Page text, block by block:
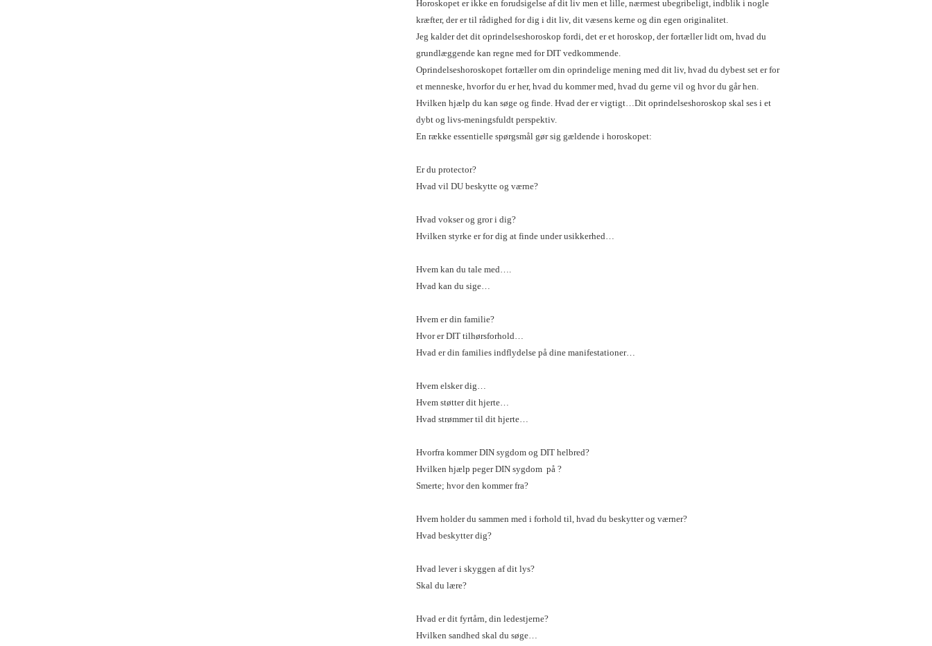
Horoskopet er ikke en forudsigelse af dit liv men et lille, nærmest ubegribeligt, indblik i nogle
kræfter, der er til rådighed for dig i dit liv, dit væsens kerne og din egen originalitet.
Jeg kalder det dit oprindelseshoroskop fordi, det er et horoskop, der fortæller lidt om, hvad du
grundlæggende kan regne med for DIT vedkommende.
Oprindelseshoroskopet fortæller om din oprindelige mening med dit liv, hvad du dybest set er for
et menneske, hvorfor du er her, hvad du kommer med, hvad du gerne vil og hvor du går hen.
Hvilken hjælp du kan søge og finde. Hvad der er vigtigt…Dit oprindelseshoroskop skal ses i et
dybt og livs-meningsfuldt perspektiv.
En række essentielle spørgsmål gør sig gældende i horoskopet:
Er du protector?
Hvad vil DU beskytte og værne?
Hvad vokser og gror i dig?
Hvilken styrke er for dig at finde under usikkerhed…
Hvem kan du tale med….
Hvad kan du sige…
Hvem er din familie?
Hvor er DIT tilhørsforhold…
Hvad er din families indflydelse på dine manifestationer…
Hvem elsker dig…
Hvem støtter dit hjerte…
Hvad strømmer til dit hjerte…
Hvorfra kommer DIN sygdom og DIT helbred?
Hvilken hjælp peger DIN sygdom på ?
Smerte; hvor den kommer fra?
Hvem holder du sammen med i forhold til, hvad du beskytter og værner?
Hvad beskytter dig?
Hvad lever i skyggen af ​​dit lys?
Skal du lære?
Hvad er dit fyrtårn, din ledestjerne?
Hvilken sandhed skal du søge…